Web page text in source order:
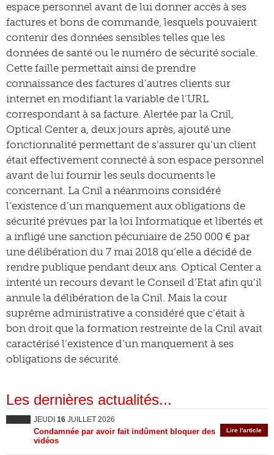
espace personnel avant de lui donner accès à ses
factures et bons de commande, lesquels pouvaient
contenir des données sensibles telles que les
données de santé ou le numéro de sécurité sociale.
Cette faille permettait ainsi de prendre
connaissance des factures d’autres clients sur
internet en modifiant la variable de l’URL
correspondant à sa facture. Alertée par la Cnil,
Optical Center a, deux jours après, ajouté une
fonctionnalité permettant de s’assurer qu’un client
était effectivement connecté à son espace personnel
avant de lui fournir les seuls documents le
concernant. La Cnil a néanmoins considéré
l’existence d’un manquement aux obligations de
sécurité prévues par la loi Informatique et libertés et
a infligé une sanction pécuniaire de 250 000 € par
une délibération du 7 mai 2018 qu’elle a décidé de
rendre publique pendant deux ans. Optical Center a
intenté un recours devant le Conseil d’Etat afin qu’il
annule la délibération de la Cnil. Mais la cour
suprême administrative a considéré que c’était à
bon droit que la formation restreinte de la Cnil avait
caractérisé l’existence d’un manquement à ses
obligations de sécurité.
Les dernières actualités...
JEUDI 16 JUILLET 2026
Lire l'article
Condamnée par avoir fait indûment bloquer des
vidéos